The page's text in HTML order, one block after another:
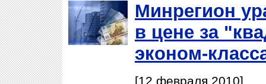
Минрегион
в цене за
эконом-
[12 февраля 2010]